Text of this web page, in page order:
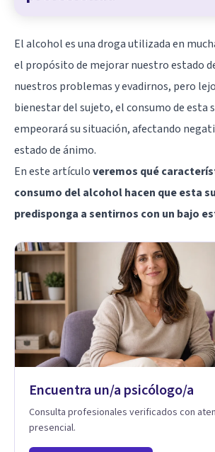
El alcohol es una droga utilizada en
el propósito de mejorar nuestro estado
nuestros problemas y evadirnos, pero
bienestar del sujeto, el consumo de esta
empeorará su situación, afectando
estado de ánimo.
En este artículoveremos qué
consumo del alcohol hacen que esta
predisponga a sentirnos con un bajo
Encuentra un/a psicólogo/a
Consulta profesionales verificados con
presencial.